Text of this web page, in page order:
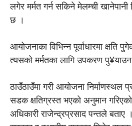
लगेर मर्मत गर्न सकिने मेलम्ची
छ ।
आयोजनाका विभिन्न पूर्वाधारमा क्षति
त्यसको मर्मतका लागि उपकरण
ठाउँठाउँमा गरी आयोजना निर्माणस्थल
सडक क्षतिग्रस्त भएको अनुमान
अधिकारी राजेन्द्रप्रसाद पन्तले